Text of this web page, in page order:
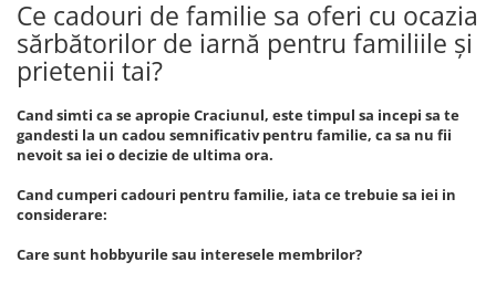
Ce cadouri de familie sa oferi cu ocazia
sărbătorilor de iarnă pentru familiile și
prietenii tai?
Cand simti ca se apropie Craciunul, este timpul sa incepi sa te
gandesti la un cadou semnificativ pentru familie, ca sa nu fii
nevoit sa iei o decizie de ultima ora.
Cand cumperi cadouri pentru familie, iata ce trebuie sa iei in
considerare:
Care sunt hobbyurile sau interesele membrilor?